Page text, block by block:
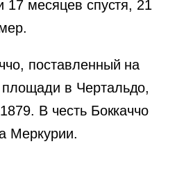
17 месяцев спустя, 21
поставленный на
в Чертальдо,
В честь Боккаччо
Меркурии.